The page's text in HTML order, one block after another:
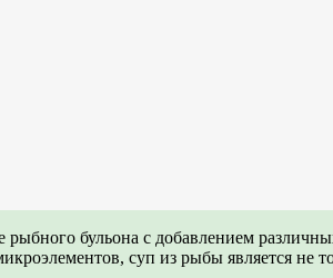
бульона с добавлением
суп из рыбы является не